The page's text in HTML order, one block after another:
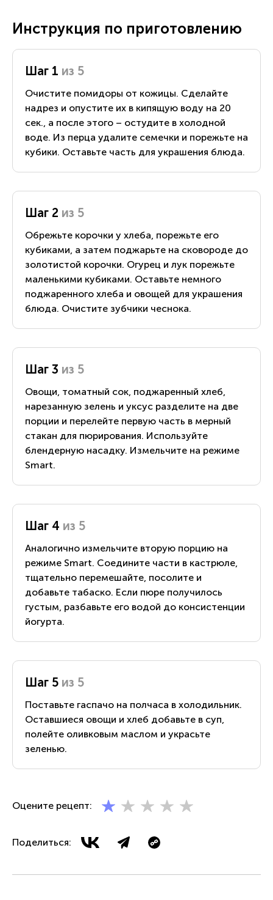
Инструкция по приготовлению
Шаг 1 из 5
Очистите помидоры от кожицы. Сделайте
надрез и опустите их в кипящую воду на 20
сек., а после этого – остудите в холодной
воде. Из перца удалите семечки и порежьте на
кубики. Оставьте часть для украшения блюда.
Шаг 2 из 5
Обрежьте корочки у хлеба, порежьте его
кубиками, а затем поджарьте на сковороде до
золотистой корочки. Огурец и лук порежьте
маленькими кубиками. Оставьте немного
поджаренного хлеба и овощей для украшения
блюда. Очистите зубчики чеснока.
Шаг 3 из 5
Овощи, томатный сок, поджаренный хлеб,
нарезанную зелень и уксус разделите на две
порции и перелейте первую часть в мерный
стакан для пюрирования. Используйте
блендерную насадку. Измельчите на режиме
Smart.
Шаг 4 из 5
Аналогично измельчите вторую порцию на
режиме Smart. Соедините части в кастрюле,
тщательно перемешайте, посолите и
добавьте табаско. Если пюре получилось
густым, разбавьте его водой до консистенции
йогурта.
Шаг 5 из 5
Поставьте гаспачо на полчаса в холодильник.
Оставшиеся овощи и хлеб добавьте в суп,
полейте оливковым маслом и украсьте
зеленью.
Оцените рецепт:
Поделиться: